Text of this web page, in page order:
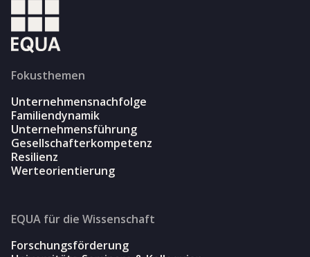
Fokusthemen
Unternehmensnachfolge
Familiendynamik
Unternehmensführung
Gesellschafterkompetenz
Resilienz
Werteorientierung
EQUA für die Wissenschaft
Forschungsförderung